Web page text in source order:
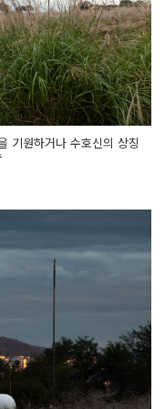
기원하거나 수호신의 상징